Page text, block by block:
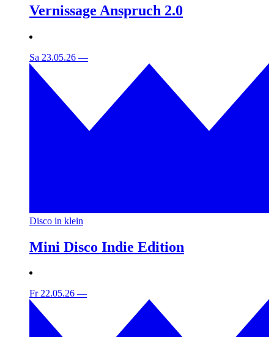
Vernissage Anspruch 2.0
Sa 23.05.26 —
Disco in klein
Mini Disco Indie Edition
Fr 22.05.26 —